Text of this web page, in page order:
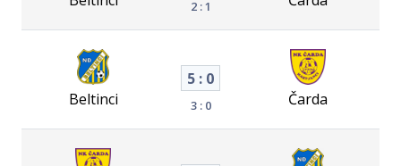
2 : 1
Beltinci
5 : 0
3 : 0 Čarda